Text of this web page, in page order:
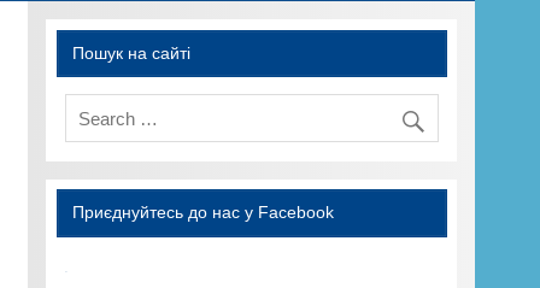
Пошук на сайті
Приєднуйтесь до нас у Facebook